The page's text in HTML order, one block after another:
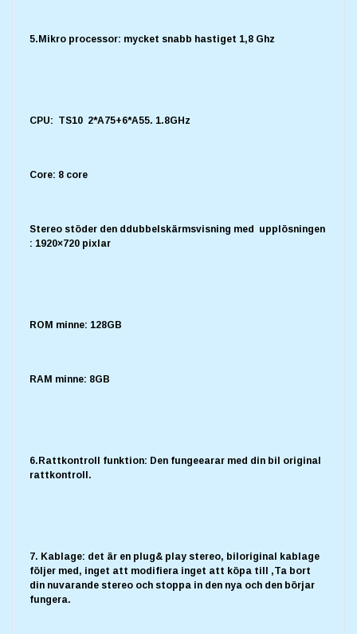
5.Mikro processor: mycket snabb hastiget 1,8 Ghz
CPU: TS10 2*A75+6*A55. 1.8GHz
Core: 8 core
Stereo stöder den ddubbelskärmsvisning med upplösningen
: 1920×720 pixlar
ROM minne: 128GB
RAM minne: 8GB
6.Rattkontroll funktion: Den fungeearar med din bil original
rattkontroll.
7. Kablage: det är en plug& play stereo, biloriginal kablage
följer med, inget att modifiera inget att köpa till ,Ta bort
din nuvarande stereo och stoppa in den nya och den börjar
fungera.